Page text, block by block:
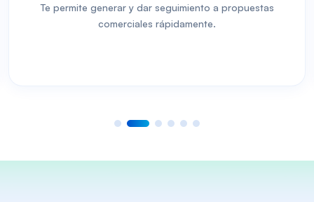
Te permite generar y dar seguimiento a propuestas
comerciales rápidamente.